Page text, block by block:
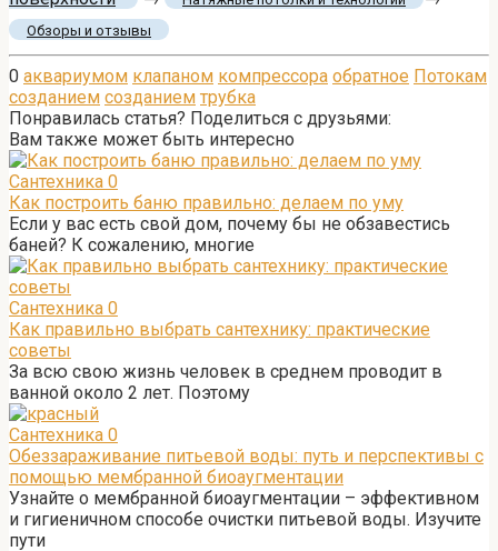
Обзоры и отзывы
0 аквариумом клапаном компрессора обратное Потокам
созданием созданием трубка
Понравилась статья? Поделиться с друзьями:
Вам также может быть интересно
Сантехника 0
Как построить баню правильно: делаем по уму
Если у вас есть свой дом, почему бы не обзавестись
баней? К сожалению, многие
Сантехника 0
Как правильно выбрать сантехнику: практические
советы
За всю свою жизнь человек в среднем проводит в
ванной около 2 лет. Поэтому
Сантехника 0
Обеззараживание питьевой воды: путь и перспективы с
помощью мембранной биоаугментации
Узнайте о мембранной биоаугментации – эффективном
и гигиеничном способе очистки питьевой воды. Изучите
пути